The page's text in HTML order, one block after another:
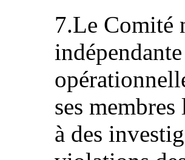
7.Le Comité
ses
à des